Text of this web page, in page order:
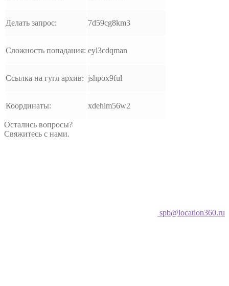
Делать запрос: 7d59cg8km3
Сложность попадания: eyl3cdqman
Ссылка на гугл архив: jshpox9ful
Координаты: xdehlm56w2
Остались вопросы?
Свяжитесь с нами.
spb@location360.ru